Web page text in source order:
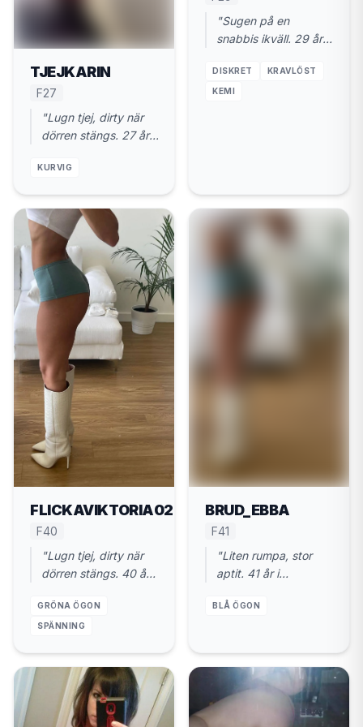
TJEJKARIN
F27
"Lugn tjej, dirty när
dörren stängs. 27 år.
nu."
KURVIG
"Sugen på en
snabbis ikväll. 29 år i
och rakt på."
DISKRET KRAVLÖST
KEMI
FLICKAVIKTORIA02
F40
"Lugn tjej, dirty när
dörren stängs. 40 år.
nu."
GRÖNA ÖGON
SPÄNNING
BRUD_EBBA
F41
"Liten rumpa, stor
aptit. 41 år i
och gör mig varm."
BLÅ ÖGON